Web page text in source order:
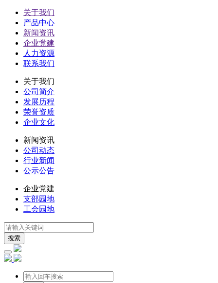
关于我们
产品中心
新闻资讯
企业党建
人力资源
联系我们
关于我们
公司简介
发展历程
荣誉资质
企业文化
新闻资讯
公司动态
行业新闻
公示公告
企业党建
支部园地
工会园地
搜索